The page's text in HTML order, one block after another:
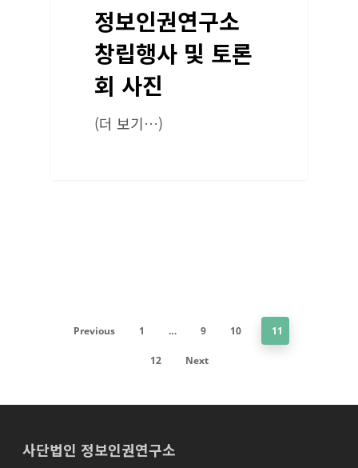
정보인권연구소
창립행사 및 토론
회 사진
(더 보기…)
Previous 1 … 9 10 11
12 Next
사단법인 정보인권연구소